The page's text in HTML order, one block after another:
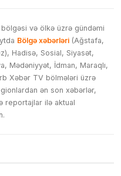
və ölkə üzrə gündəmi
Bölgə xəbərləri (Ağstafa,
Hadisə, Sosial, Siyasət,
Mədəniyyət, İdman, Maraqlı,
Xəbər TV bölmələri üzrə
ən son xəbərlər,
reportajlar ilə aktual